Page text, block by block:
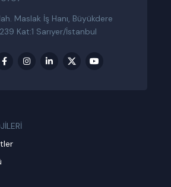
Maslak İş Hanı, Büyükdere
Kat:1 Sarıyer/İstanbul